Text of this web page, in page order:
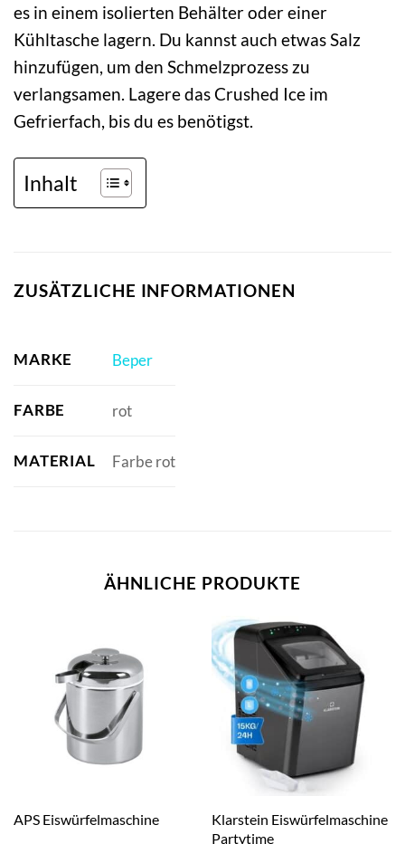
es in einem isolierten Behälter oder einer
Kühltasche lagern. Du kannst auch etwas Salz
hinzufügen, um den Schmelzprozess zu
verlangsamen. Lagere das Crushed Ice im
Gefrierfach, bis du es benötigst.
Inhalt
ZUSÄTZLICHE INFORMATIONEN
MARKE Beper
FARBE rot
MATERIAL Farbe rot
ÄHNLICHE PRODUKTE
APS Eiswürfelmaschine
Klarstein Eiswürfelmaschine
Partytime